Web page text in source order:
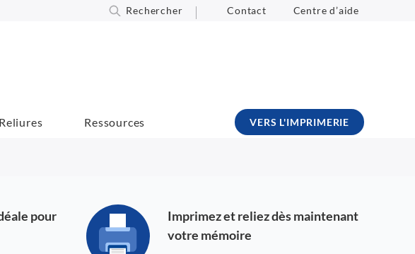
Rechercher Contact Centre d’aide
Reliures Ressources VERS L'IMPRIMERIE
pour
Imprimez et reliez dès maintenant
votre mémoire